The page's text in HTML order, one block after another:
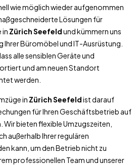
wie möglich wieder aufgenommen
Lösungen für
in Zürich Seefeldund kümmern uns
Ihrer Büromöbel und IT-Ausrüstung.
alle sensiblen Geräte und
und am neuen Standort
werden.
in Zürich Seefeldist darauf
für Ihren Geschäftsbetrieb auf
Wir bieten flexible Umzugszeiten,
außerhalb Ihrer regulären
kann, um den Betrieb nicht zu
professionellen Team und unserer